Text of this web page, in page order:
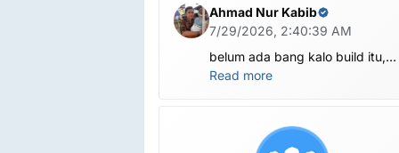
Ahmad Nur Kabib
7/29/2026, 2:40:39 AM
belum ada bang kalo build itu,
kalo versi ini ada X1201-
Read more